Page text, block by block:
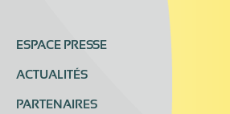
ESPACE PRESSE
ACTUALITÉS
PARTENAIRES